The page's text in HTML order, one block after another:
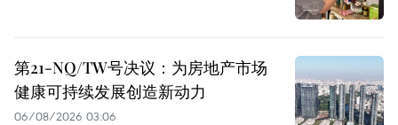
第21-NQ/TW号决议：为房地产市场
健康可持续发展创造新动力
06/08/2026 03:06